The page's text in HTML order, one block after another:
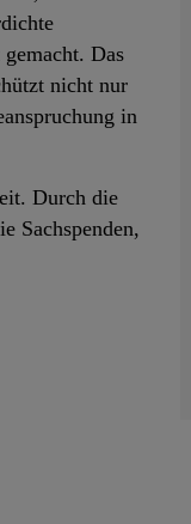
Das
nicht nur
in
Durch die
Sachspenden,